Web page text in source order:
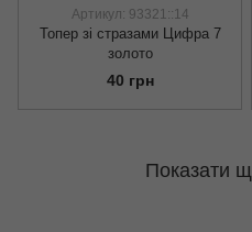
Артикул: 93321::14
Топер зі стразами Цифра 7
золото
40 грн
Показати